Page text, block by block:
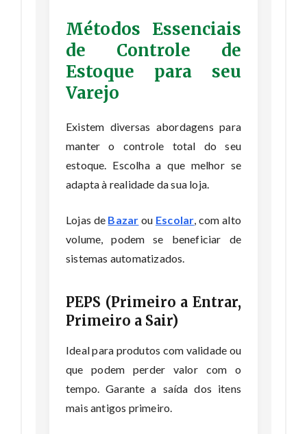
Métodos Essenciais
de Controle de
Estoque para seu
Varejo
Existem diversas abordagens para
manter o controle total do seu
estoque. Escolha a que melhor se
adapta à realidade da sua loja.
Lojas de Bazar ou Escolar, com alto
volume, podem se beneficiar de
sistemas automatizados.
PEPS (Primeiro a Entrar,
Primeiro a Sair)
Ideal para produtos com validade ou
que podem perder valor com o
tempo. Garante a saída dos itens
mais antigos primeiro.